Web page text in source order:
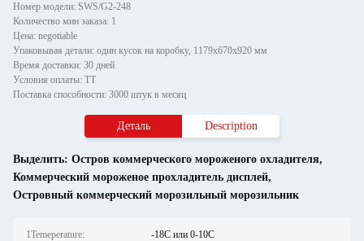
Номер модели: SWS/G2-248
Количество мин заказа: 1
Цена: negotiable
Упаковывая детали: один кусок на коробку, 1179x670x920 мм
Время доставки: 30 дней
Условия оплаты: ТТ
Поставка способности: 3000 штук в месяц
Деталь Description
Выделить: Остров коммерческого мороженого охладителя,
Коммерческий мороженое прохладитель дисплей,
Островный коммерческий морозильный морозильник
1Temeperature: -18C или 0-10C